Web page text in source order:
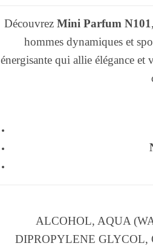
Découvrez Mini Parfum N101
hommes dynamiques et
énergisante qui allie élégance
ALCOHOL, AQUA
DIPROPYLENE